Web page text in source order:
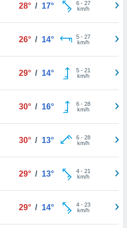
28° / 17° 6- 27
km/h
26° / 14° 5- 27
km/h
29° / 14° 5- 21
km/h
30° / 16° 6- 28
km/h
30° / 13° 6- 28
km/h
29° / 13° 4- 21
km/h
29° / 14° 4- 23
km/h